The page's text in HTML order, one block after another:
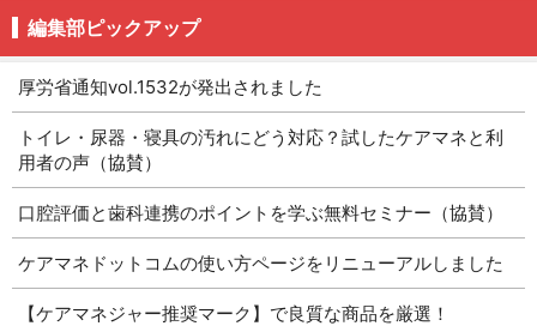
編集部ピックアップ
厚労省通知vol.1532が発出されました
トイレ・尿器・寝具の汚れにどう対応？試したケアマネと利
用者の声（協賛）
口腔評価と歯科連携のポイントを学ぶ無料セミナー（協賛）
ケアマネドットコムの使い方ページをリニューアルしました
【ケアマネジャー推奨マーク】で良質な商品を厳選！